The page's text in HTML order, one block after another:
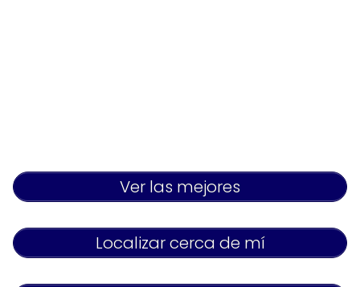
Ver las mejores
Localizar cerca de mí